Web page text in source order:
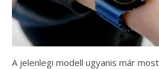
A jelenlegi modell ugyanis már